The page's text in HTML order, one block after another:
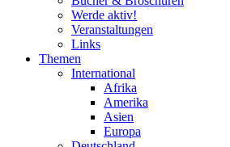
Werde aktiv!
Veranstaltungen
Links
Themen
International
Afrika
Amerika
Asien
Europa